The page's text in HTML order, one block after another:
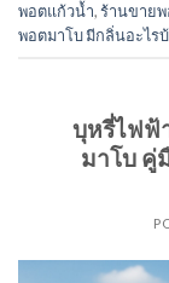
พอตแก้วน้ำ,ร้านขาย
พอตมาโบ มีกลิ่นอะไร
บุหรี่ไฟฟ้
มาโบ คู่